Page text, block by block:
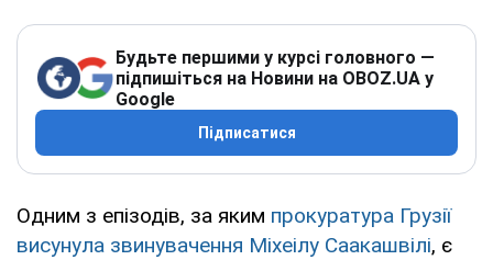
Будьте першими у курсі головного —
підпишіться на Новини на OBOZ.UA у
Google
Підписатися
Одним з епізодів, за яким прокуратура Грузії
висунула звинувачення Міхеілу Саакашвілі, є